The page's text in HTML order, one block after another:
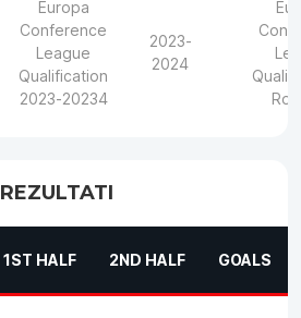
Europa
Conference
League
Qualification
2023-20234
2023-
2024
REZULTATI
1ST HALF 2ND HALF GOALS